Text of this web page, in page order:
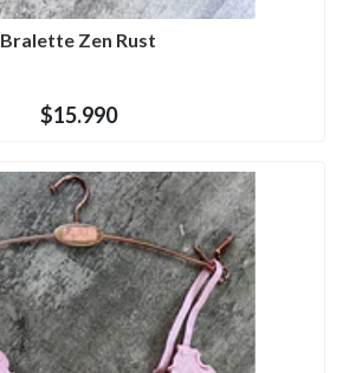
Bralette Zen Rust
$15.990